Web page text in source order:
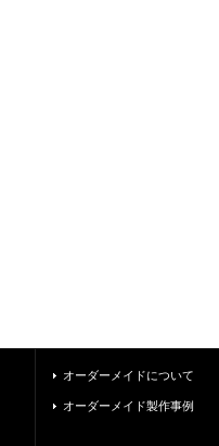
オーダーメイドについて
オーダーメイド製作事例